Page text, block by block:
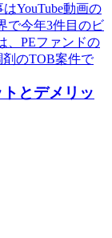
YouTube動画の
で今年3件目のビ
、PEファンドの
のTOB案件で
とデメリッ